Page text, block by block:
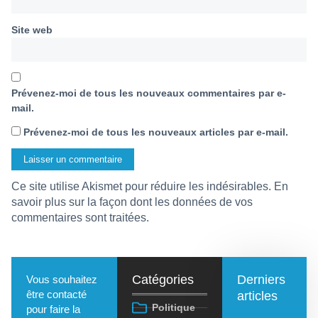
Site web
Prévenez-moi de tous les nouveaux commentaires par e-
mail.
Prévenez-moi de tous les nouveaux articles par e-mail.
Ce site utilise Akismet pour réduire les indésirables. En
savoir plus sur la façon dont les données de vos
commentaires sont traitées.
Vous souhaitez
être contacté
pour faire la
Catégories
Politique
Derniers
articles